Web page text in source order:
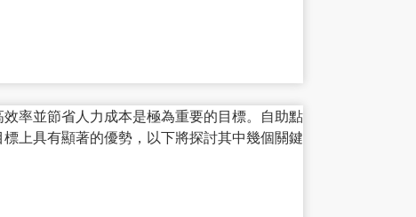
率並節省人力成本是極為重要的目標。自助點
上具有顯著的優勢，以下將探討其中幾個關鍵